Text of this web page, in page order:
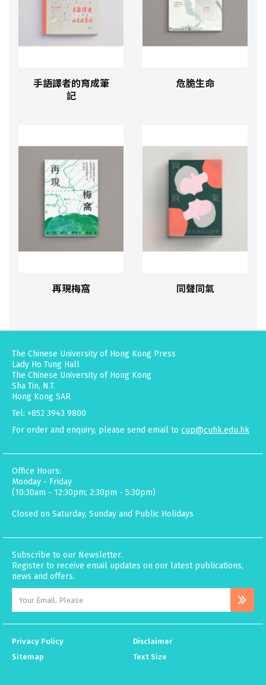
手語譯者的育成筆
記
危脆生命
再現梅窩 同聲同氣
The Chinese University of Hong Kong Press
Lady Ho Tung Hall
The Chinese University of Hong Kong
Sha Tin, N.T.
Hong Kong SAR
Tel: +852 3943 9800
For order and enquiry, please send email to cup@cuhk.edu.hk
Office Hours:
Monday - Friday
(10:30am - 12:30pm; 2:30pm - 5:30pm)
Closed on Saturday, Sunday and Public Holidays
Subscribe to our Newsletter.
Register to receive email updates on our latest publications,
news and offers.
Privacy Policy
Disclaimer
Sitemap
Text Size